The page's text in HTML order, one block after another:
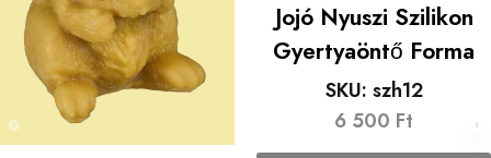
Jojó Nyuszi Szilikon
Gyertyaöntő Forma
SKU: szh12
6 500 Ft